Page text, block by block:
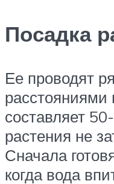
Посадка
Ее проводят
составляет
растения не
Сначала
когда вода